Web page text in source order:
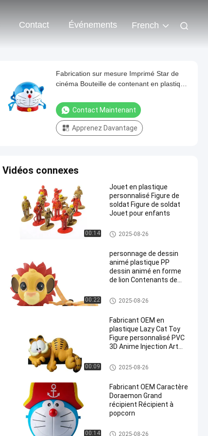
Contact Événements French
Fabrication sur mesure Imprimé Star de
cinéma Bouteille de contenant en plastique
Contact Maintenant
Apprenez Davantage
Vidéos connexes
00:14
Jouet en plastique
personnalisé Figure de
soldat Figure de soldat
Jouet pour enfants
Jouet en plastique personnali
sé/jouet en PVC
2025-08-26
00:22
personnage de dessin
animé plastique PP
dessin animé en forme
de lion Contenants de
couvercle pour la
collection
Un seau de popcorn en plastiq
ue
2025-08-26
00:09
Fabricant OEM en
plastique Lazy Cat Toy
Figure personnalisé PVC
3D Anime Injection Art
Jouet modèle en plastique pou
r animaux
2025-08-26
00:14
Fabricant OEM Caractère
Doraemon Grand
récipient Récipient à
popcorn
Un seau de popcorn en plastiq
2025-08-26